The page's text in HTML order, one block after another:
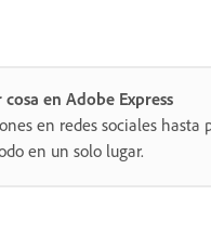
en Adobe Express
en redes sociales hasta
en un solo lugar.